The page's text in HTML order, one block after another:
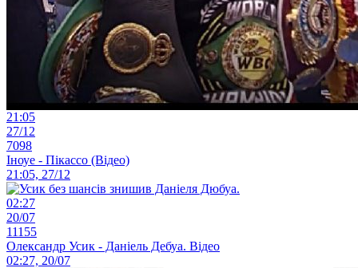
21:05
27/12
7098
Іноуе - Пікассо (Відео)
21:05, 27/12
02:27
20/07
11155
Олександр Усик - Даніель Дебуа. Відео
02:27, 20/07